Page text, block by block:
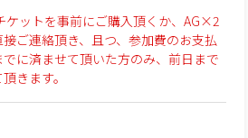
ットを事前にご購入頂くか、AG×2
ご連絡頂き、且つ、参加費のお支払
に済ませて頂いた方のみ、前日まで
きます。